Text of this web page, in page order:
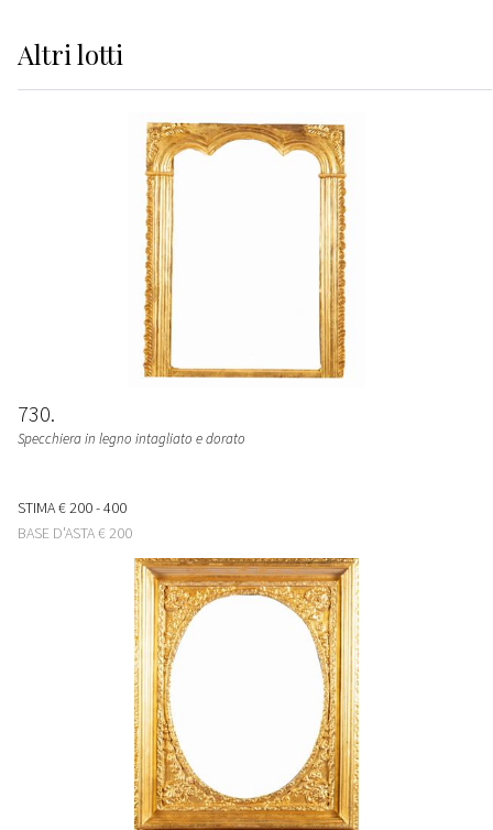
Altrilotti
730
Specchiera in legno intagliato e dorato
STIMA€ 200 - 400
BASE D'ASTA€ 200